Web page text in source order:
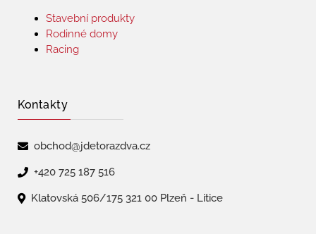
Stavební produkty
Rodinné domy
Racing
Kontakty
obchod@jdetorazdva.cz
+420 725 187 516
Klatovská 506/175 321 00 Plzeň - Litice